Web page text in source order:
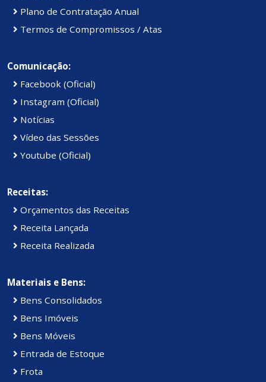
Plano de Contratação Anual
Termos de Compromissos / Atas
Comunicação:
Facebook (Oficial)
Instagram (Oficial)
Notícias
Vídeo das Sessões
Youtube (Oficial)
Receitas:
Orçamentos das Receitas
Receita Lançada
Receita Realizada
Materiais e Bens:
Bens Consolidados
Bens Imóveis
Bens Móveis
Entrada de Estoque
Frota